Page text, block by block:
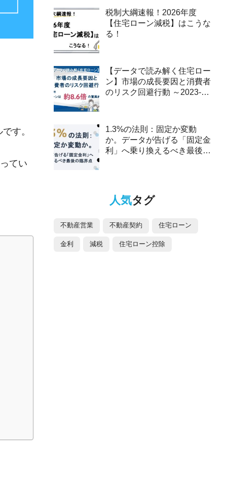
す。
てい
税制大綱速報！2026年度
【住宅ローン減税】はこうな
る！
【データで読み解く住宅ロー
ン】市場の成長要因と消費者
のリスク回避行動 ～2023-
1.3%の法則：固定か変動
か。データが告げる「固定金
利」へ乗り換えるべき最後の
人気タグ
不動産営業 不動産契約 住宅ローン
金利 減税 住宅ローン控除